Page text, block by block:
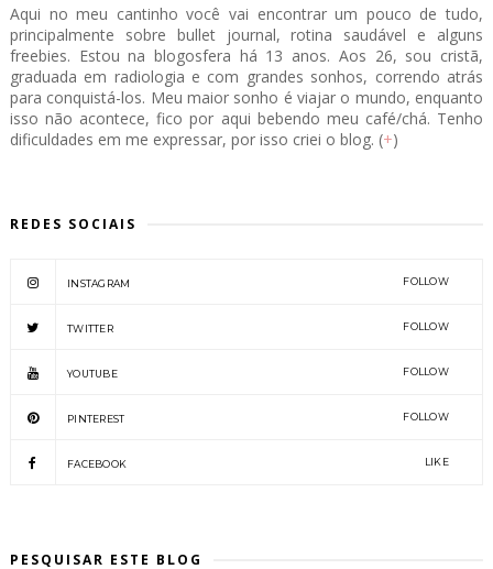
Aqui no meu cantinho você vai encontrar um pouco de tudo,
principalmente sobre bullet journal, rotina saudável e alguns
freebies. Estou na blogosfera há 13 anos. Aos 26, sou cristã,
graduada em radiologia e com grandes sonhos, correndo atrás
para conquistá-los. Meu maior sonho é viajar o mundo, enquanto
isso não acontece, fico por aqui bebendo meu café/chá. Tenho
dificuldades em me expressar, por isso criei o blog. (+)
REDES SOCIAIS
INSTAGRAM FOLLOW
TWITTER FOLLOW
YOUTUBE FOLLOW
PINTEREST FOLLOW
FACEBOOK LIKE
PESQUISAR ESTE BLOG